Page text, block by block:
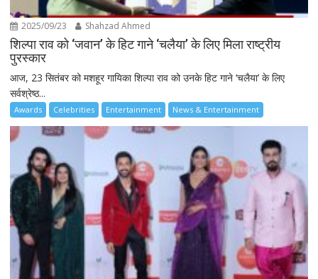
2025/09/23 Shahzad Ahmed
शिल्पा राव को ‘जवान’ के हिट गाने ‘चलैया’ के लिए मिला राष्ट्रीय
पुरस्कार
आज, 23 सितंबर को मशहूर गायिका शिल्पा राव को उनके हिट गाने ‘चलैया’ के लिए
सर्वश्रेष्ठ...
Awards Celebrities Entertainment News & Entertainment